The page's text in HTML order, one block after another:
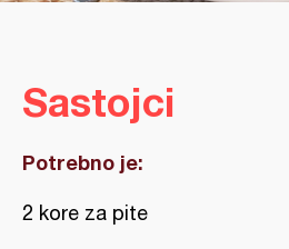
Sastojci
Potrebno je:
2 kore za pite